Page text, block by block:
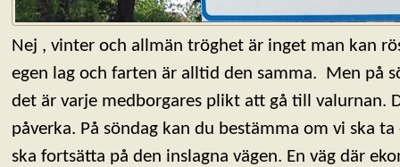
Nej , vinter och allmän tröghet är inget man kan
egen lag och farten är alltid den samma. Men på
det är varje medborgares plikt att gå till valurnan.
påverka. På söndag kan du bestämma om vi ska
ska fortsätta på den inslagna vägen. En väg där